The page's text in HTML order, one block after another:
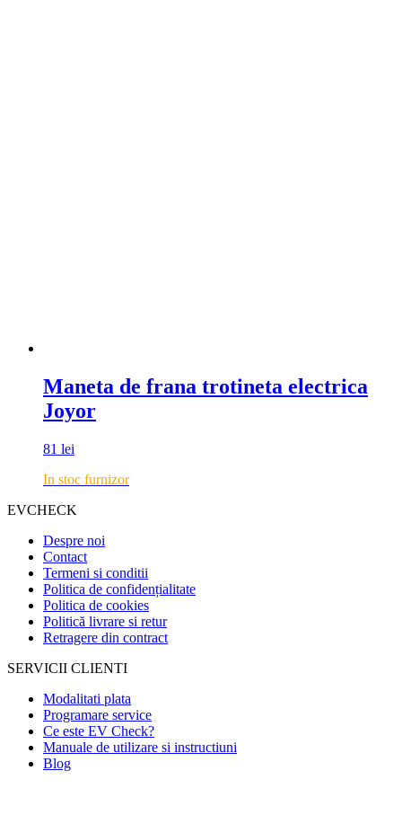
Maneta de frana trotineta electrica
Joyor
81 lei
In stoc furnizor
EVCHECK
Despre noi
Contact
Termeni si conditii
Politica de confidențialitate
Politica de cookies
Politică livrare si retur
Retragere din contract
SERVICII CLIENTI
Modalitati plata
Programare service
Ce este EV Check?
Manuale de utilizare si instructiuni
Blog